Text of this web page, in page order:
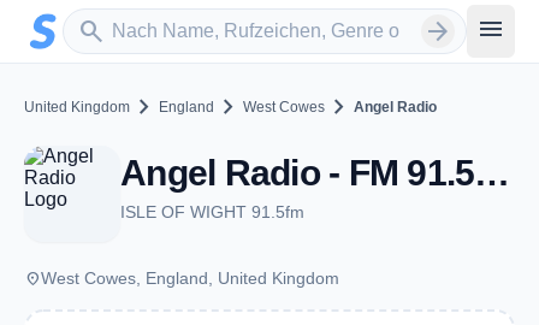
Zum Hauptinhalt springen
search
Sender suchen arrow_forward menu
United Kingdom chevron_right England chevron_right West Cowes chevron_right Angel Radio
Angel Radio - FM 91.5 - West Cowes
ISLE OF WIGHT 91.5fm
placeWest Cowes, England, United Kingdom